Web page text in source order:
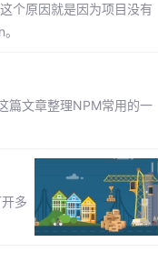
个原因就是因为项目没有
篇文章整理NPM常用的一
多